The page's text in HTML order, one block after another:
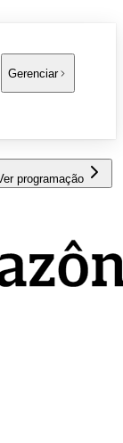
Gerenciar
programação